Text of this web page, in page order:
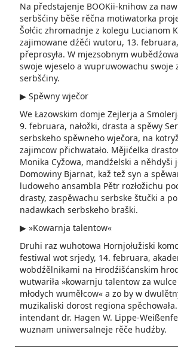
Na předstajenje BOOKii-knihow za
serbšćiny běše rěčna motiwatorka
Šołćic zhromadnje z kolegu Lucianom
zajimowane dźěći wutoru, 13.
přeprosyła. W mjezsobnym
swoje wjeselo a wupruwowachu swoje
serbšćiny.
▶ Spěwny wječor
We Łazowskim domje Zejlerja a
9. februara, nałožki, drasta a spěwy
serbskeho spěwneho wječora, na
zajimcow přichwatało. Mějićelka
Monika Cyžowa, mandźelski a něhdyši
Domowiny Bjarnat, kaž tež syn a
ludoweho ansambla­ Pětr rozłožichu
drasty, zaspěwachu­ serbske štučki a
nadawkach serbskeho braški.
▶ »Kowarnja talentow«
Druhi raz wuhotowa Hornjołužiski
festiwal wot srjedy, 14. februara,
wobdźělnikami na Hrodźišćanskim
wutwariła »kowarnju talentow za
młodych wuměłcow« a zo by w
muzikaliski dorost regiona
intendant dr. Hagen W. Lippe-
wuznam uniwersalneje rěče hudźby.